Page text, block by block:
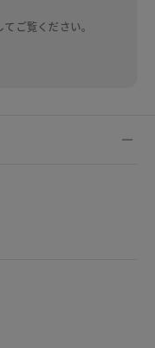
ご覧ください。